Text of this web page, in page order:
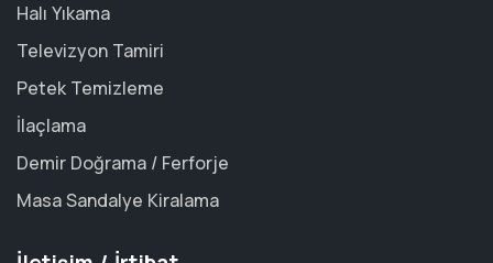
Halı Yıkama
Televizyon Tamiri
Petek Temizleme
İlaçlama
Demir Doğrama / Ferforje
Masa Sandalye Kiralama